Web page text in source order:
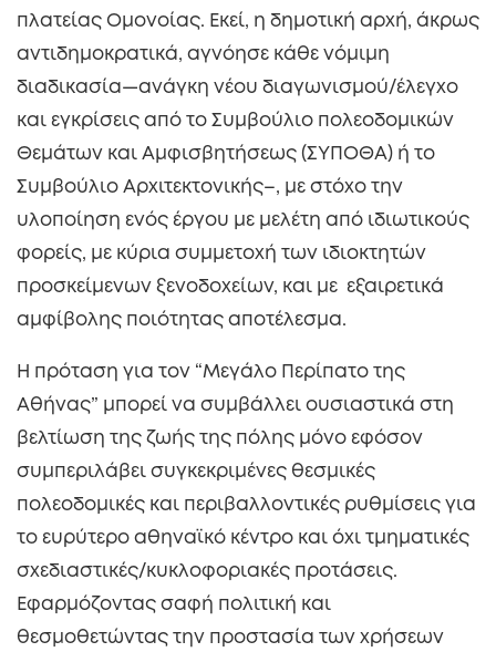
πλατείας Ομονοίας. Εκεί, η δημοτική αρχή, άκρως
αντιδημοκρατικά, αγνόησε κάθε νόμιμη
διαδικασία—ανάγκη νέου διαγωνισμού/έλεγχο
και εγκρίσεις από το Συμβούλιο πολεοδομικών
Θεμάτων και Αμφισβητήσεως (ΣΥΠΟΘΑ) ή το
Συμβούλιο Αρχιτεκτονικής–, με στόχο την
υλοποίηση ενός έργου με μελέτη από ιδιωτικούς
φορείς, με κύρια συμμετοχή των ιδιοκτητών
προσκείμενων ξενοδοχείων, και με εξαιρετικά
αμφίβολης ποιότητας αποτέλεσμα.
Η πρόταση για τον “Μεγάλο Περίπατο της
Αθήνας” μπορεί να συμβάλλει ουσιαστικά στη
βελτίωση της ζωής της πόλης μόνο εφόσον
συμπεριλάβει συγκεκριμένες θεσμικές
πολεοδομικές και περιβαλλοντικές ρυθμίσεις για
το ευρύτερο αθηναϊκό κέντρο και όχι τμηματικές
σχεδιαστικές/κυκλοφοριακές προτάσεις.
Εφαρμόζοντας σαφή πολιτική και
θεσμοθετώντας την προστασία των χρήσεων